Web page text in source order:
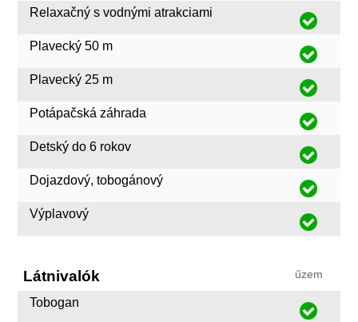
Relaxačný s vodnými atrakciami
Plavecký 50 m
Plavecký 25 m
Potápačská záhrada
Detský do 6 rokov
Dojazdový, tobogánový
Výplavový
Látnivalók űzem
Tobogan